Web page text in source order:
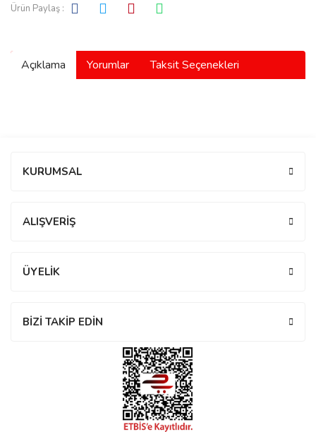
Ürün Paylaş :
Açıklama Yorumlar Taksit Seçenekleri
KURUMSAL
ALIŞVERİŞ
ÜYELİK
BİZİ TAKİP EDİN